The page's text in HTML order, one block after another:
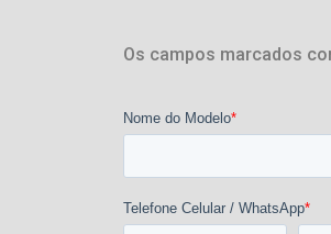
Os campos marcados